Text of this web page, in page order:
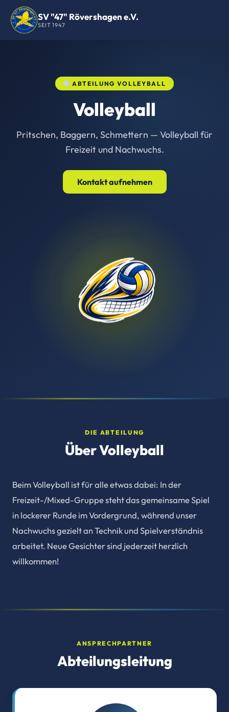
SV "47" Rövershagen e.V.
SEIT 1947
ABTEILUNG VOLLEYBALL
Volleyball
Pritschen, Baggern, Schmettern — Volleyball für
Freizeit und Nachwuchs.
Kontakt aufnehmen
DIE ABTEILUNG
Über Volleyball
Beim Volleyball ist für alle etwas dabei: In der
Freizeit-/Mixed-Gruppe steht das gemeinsame Spiel
in lockerer Runde im Vordergrund, während unser
Nachwuchs gezielt an Technik und Spielverständnis
arbeitet. Neue Gesichter sind jederzeit herzlich
willkommen!
ANSPRECHPARTNER
Abteilungsleitung